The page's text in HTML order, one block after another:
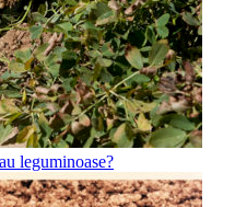
leguminoase?